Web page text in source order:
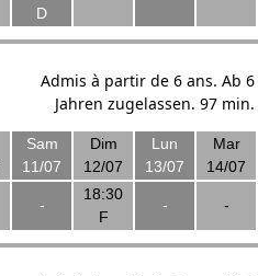
D
Admis à partir de 6 ans. Ab 6
Jahren zugelassen. 97 min.
Sam
11/07
Dim
12/07
Lun
13/07
Mar
14/07
-
18:30
F
- -